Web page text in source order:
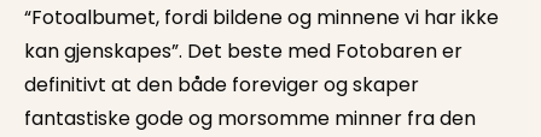
“Fotoalbumet, fordi bildene og minnene vi har ikke
kan gjenskapes”. Det beste med Fotobaren er
definitivt at den både foreviger og skaper
fantastiske gode og morsomme minner fra den